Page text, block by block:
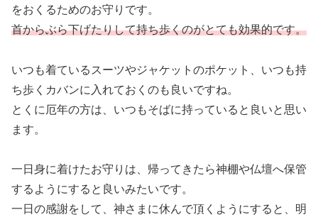
をおくるためのお守りです。
首からぶら下げたりして持ち歩くのがとても効果的です。
いつも着ているスーツやジャケットのポケット、いつも持
ち歩くカバンに入れておくのも良いですね。
とくに厄年の方は、いつもそばに持っていると良いと思い
ます。
一日身に着けたお守りは、帰ってきたら神棚や仏壇へ保管
するようにすると良いみたいです。
一日の感謝をして、神さまに休んで頂くようにすると、明